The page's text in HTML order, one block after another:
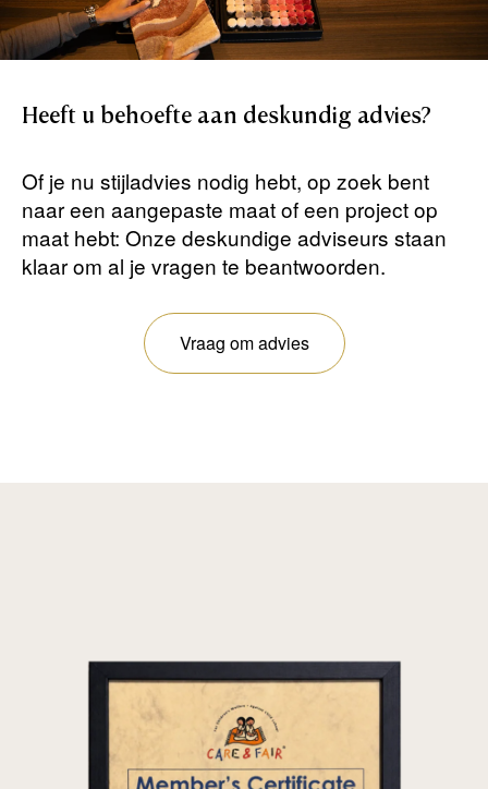
Heeft u behoefte aan deskundig advies?
Of je nu stijladvies nodig hebt, op zoek bent
naar een aangepaste maat of een project op
maat hebt: Onze deskundige adviseurs staan ​​
klaar om al je vragen te beantwoorden.
Vraag om advies